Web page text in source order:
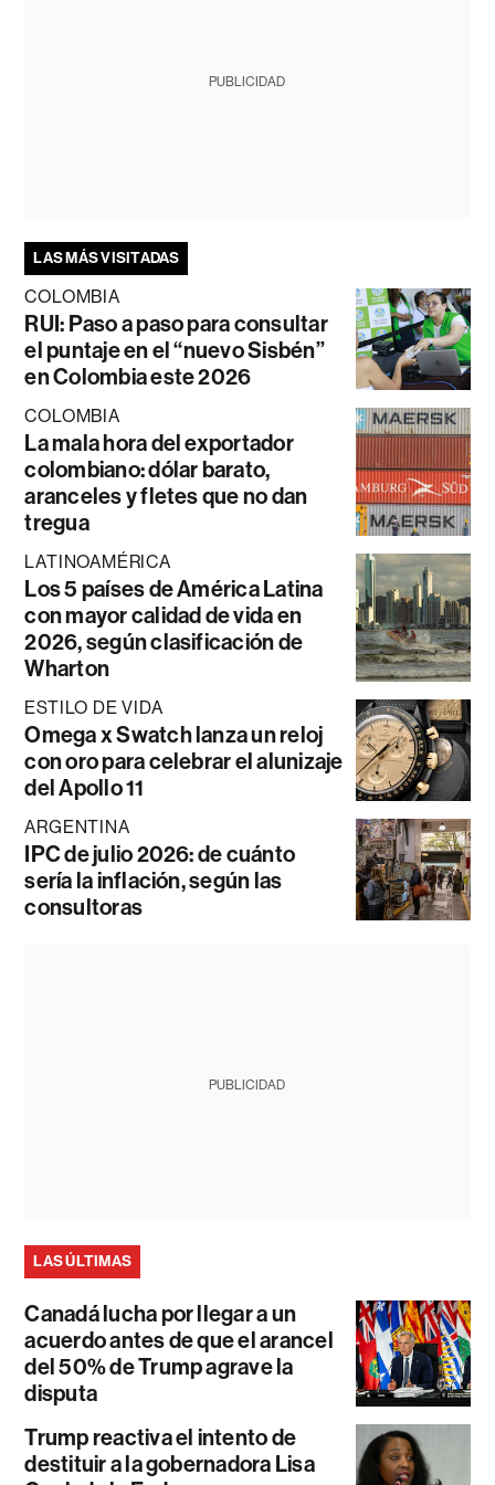
PUBLICIDAD
LAS MÁS VISITADAS
COLOMBIA
RUI: Paso a paso para consultar
el puntaje en el “nuevo Sisbén”
en Colombia este 2026
COLOMBIA
La mala hora del exportador
colombiano: dólar barato,
aranceles y fletes que no dan
tregua
LATINOAMÉRICA
Los 5 países de América Latina
con mayor calidad de vida en
2026, según clasificación de
Wharton
ESTILO DE VIDA
Omega x Swatch lanza un reloj
con oro para celebrar el alunizaje
del Apollo 11
ARGENTINA
IPC de julio 2026: de cuánto
sería la inflación, según las
consultoras
PUBLICIDAD
LAS ÚLTIMAS
Canadá lucha por llegar a un
acuerdo antes de que el arancel
del 50% de Trump agrave la
disputa
Trump reactiva el intento de
destituir a la gobernadora Lisa